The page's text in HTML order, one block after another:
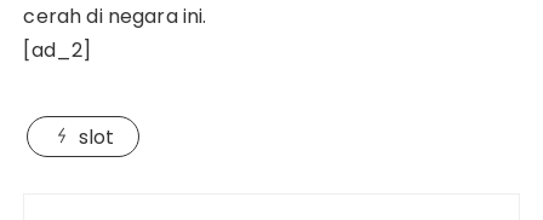
cerah di negara ini.
[ad_2]
slot